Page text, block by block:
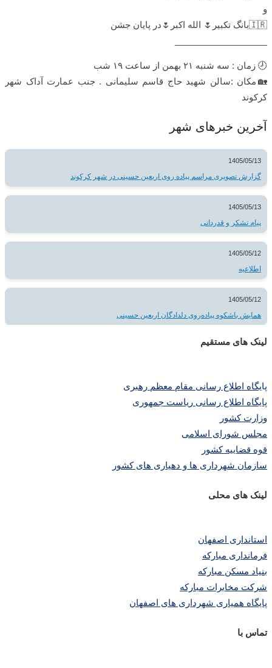
و
🇮🇷بانگ تکبیر🌷 الله اکبر🌷در پایان جشن
🕗 زمان : سه شنبه ۲۱ بهمن از ساعت ۱۹ شب
🏡مکان :سالن شهید حاج قاسم سلیمانی . جنب عمارت آداک شهر
کرکوند
آخرین خبرهای شهر
1405/05/13
گزارش تصویری مراسم پیاده روی اربعین حسینی در شهر کرکوند
1405/05/13
پیام تشکر و قدردانی
1405/05/12
اطلاعیه
1405/05/12
همایش باشکوه پیاده‌روی دلدادگان اربعین حسینی
لینک های مستقیم
پایگاه اطلاع رسانی مقام معظم رهبری
پایگاه اطلاع رسانی ریاست جمهوری
وزارت کشور
مجلس شورای اسلامی
قوه قضاییه کشور
سازمان شهرداری ها و دهیاری های کشور
لینک های محلی
استانداری اصفهان
فرمانداری مبارکه
بنیاد مسکن مبارکه
شرکت مخابرات مبارکه
پایگاه همیاری شهرداری های اصفهان
تماس با